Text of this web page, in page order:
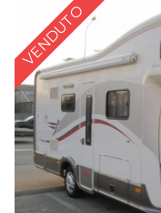
VENDUTO